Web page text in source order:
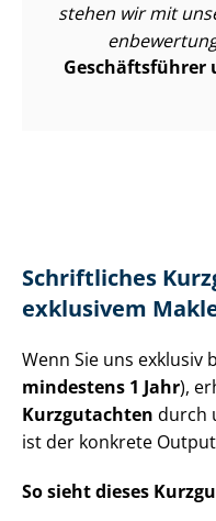
stehen wir mit
Geschäftsführer
Schriftliches
exklusivem
Wenn Sie uns exklusiv
mindestens 1 Jahr),
Kurzgutachten durch
ist der konkrete
So sieht dieses